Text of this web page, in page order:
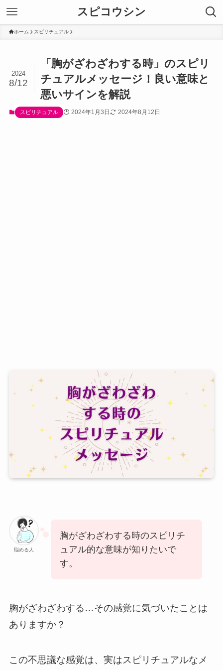
スピコウシン
ホーム スピリチュアル
「胸がざわざわする時」のスピリ
チュアルメッセージ！良い意味と
悪いサインを解説
2024
8/12
スピリチュアル 2024年1月3日 2024年8月12日
悩める人
胸がざわざわする時のスピリチ
ュアル的な意味が知りたいで
す。
胸がざわざわする…その感覚に気づいたことは
ありますか？
この不思議な感覚は、実はスピリチュアルなメ